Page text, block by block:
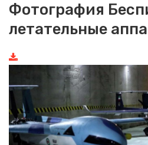
Фотография
летательные